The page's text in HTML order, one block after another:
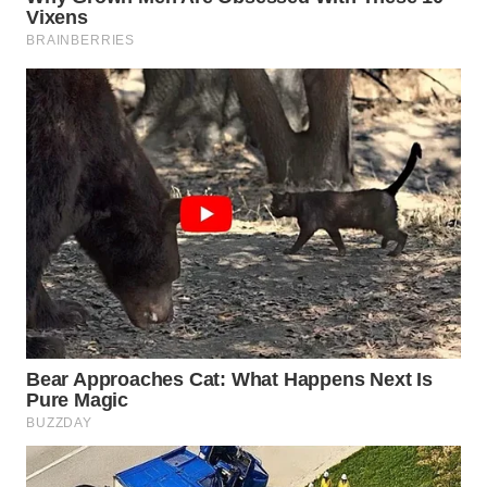
WN
WN
BINTAN
WN
MANDALIKA
WN
LIKUPANG
WN
LABUANBAJO
BORNEO